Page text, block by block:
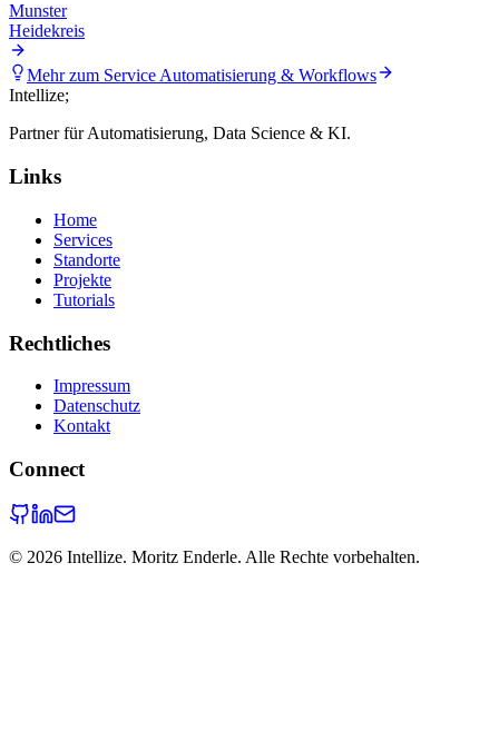
Munster
Heidekreis
Mehr zum ServiceAutomatisierung & Workflows
Intellize;
Partner für Automatisierung, Data Science & KI.
Links
Home
Services
Standorte
Projekte
Tutorials
Rechtliches
Impressum
Datenschutz
Kontakt
Connect
© 2026 Intellize. Moritz Enderle. Alle Rechte vorbehalten.